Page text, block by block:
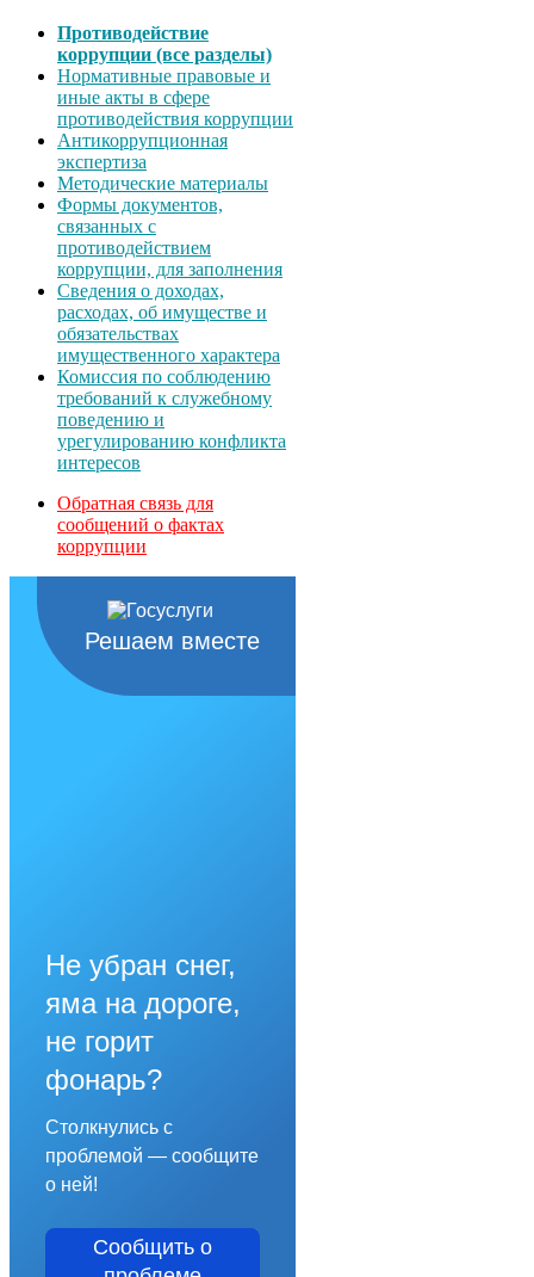
Противодействие
коррупции (все разделы)
Нормативные правовые и
иные акты в сфере
противодействия коррупции
Антикоррупционная
экспертиза
Методические материалы
Формы документов,
связанных с
противодействием
коррупции, для заполнения
Сведения о доходах,
расходах, об имуществе и
обязательствах
имущественного характера
Комиссия по соблюдению
требований к служебному
поведению и
урегулированию конфликта
интересов
Обратная связь для
сообщений о фактах
коррупции
Решаем вместе
Не убран снег,
яма на дороге,
не горит
фонарь?
Столкнулись с
проблемой — сообщите
о ней!
Сообщить о